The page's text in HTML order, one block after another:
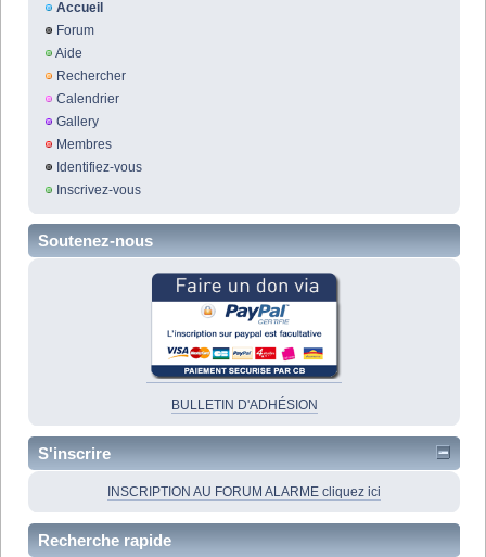
Accueil
Forum
Aide
Rechercher
Calendrier
Gallery
Membres
Identifiez-vous
Inscrivez-vous
Soutenez-nous
BULLETIN D'ADHÉSION
S'inscrire
INSCRIPTION AU FORUM ALARME cliquez ici
Recherche rapide